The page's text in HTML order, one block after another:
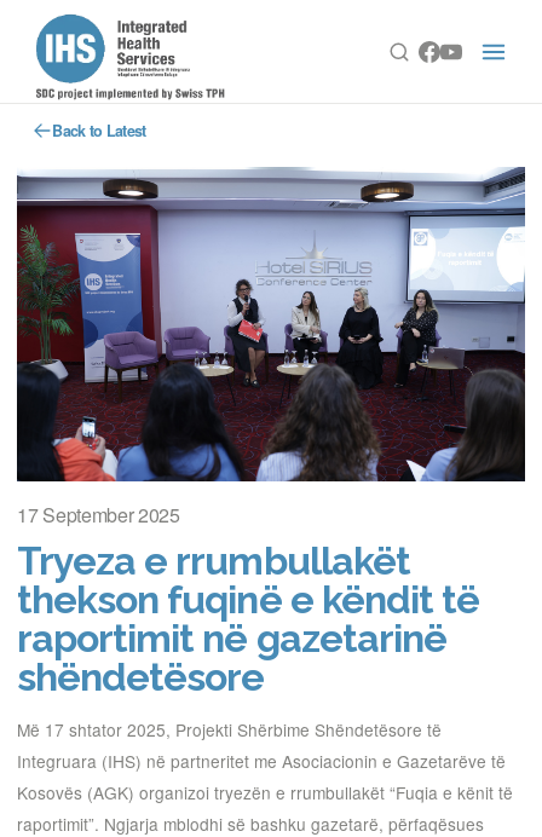
Back to Latest
17 September 2025
Tryeza e rrumbullakët
thekson fuqinë e këndit të
raportimit në gazetarinë
shëndetësore
Më 17 shtator 2025, Projekti Shërbime Shëndetësore të
Integruara (IHS) në partneritet me Asociacionin e Gazetarëve të
Kosovës (AGK) organizoi tryezën e rrumbullakët “Fuqia e kënit të
raportimit”. Ngjarja mblodhi së bashku gazetarë, përfaqësues